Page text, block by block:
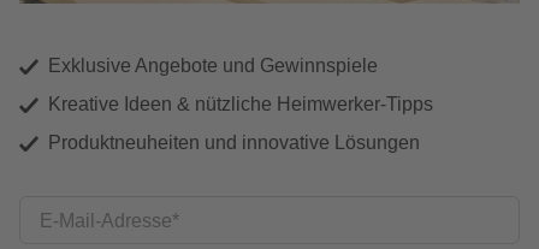
Exklusive Angebote und Gewinnspiele
Kreative Ideen & nützliche Heimwerker-Tipps
Produktneuheiten und innovative Lösungen
E-Mail-Adresse